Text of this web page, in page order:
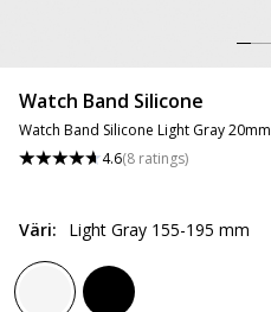
Watch Band Silicone
Watch Band Silicone Light Gray 20mm
4.6(8 ratings)
Väri: Light Gray 155-195 mm